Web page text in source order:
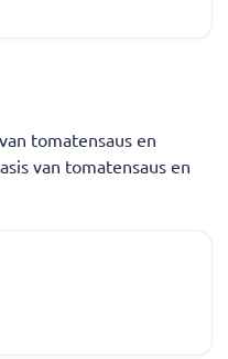
tomatensaus en
van tomatensaus en